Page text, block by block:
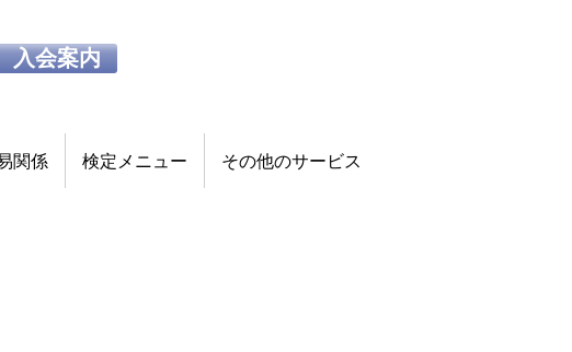
入会案内
関係 検定メニュー その他のサービス